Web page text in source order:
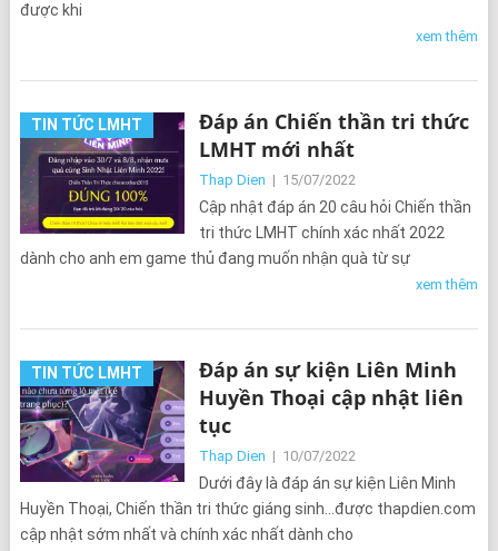
được khi
xem thêm
TIN TỨC LMHT
Đáp án Chiến thần tri thức
LMHT mới nhất
Thap Dien | 15/07/2022
Cập nhật đáp án 20 câu hỏi Chiến thần
tri thức LMHT chính xác nhất 2022
dành cho anh em game thủ đang muốn nhận quà từ sự
xem thêm
TIN TỨC LMHT
Đáp án sự kiện Liên Minh
Huyền Thoại cập nhật liên
tục
Thap Dien | 10/07/2022
Dưới đây là đáp án sự kiện Liên Minh
Huyền Thoại, Chiến thần tri thức giáng sinh…được thapdien.com
cập nhật sớm nhất và chính xác nhất dành cho